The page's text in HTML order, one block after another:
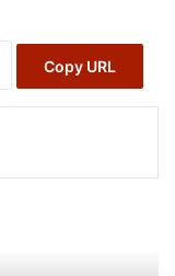
Copy URL